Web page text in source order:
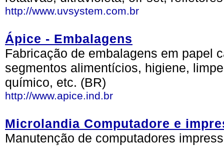
http://www.uvsystem.com.br
Ápice - Embalagens
Fabricação de embalagens em papel
segmentos alimentícios, higiene,
químico, etc. (BR)
http://www.apice.ind.br
Microlandia Computadore e
Manutenção de computadores